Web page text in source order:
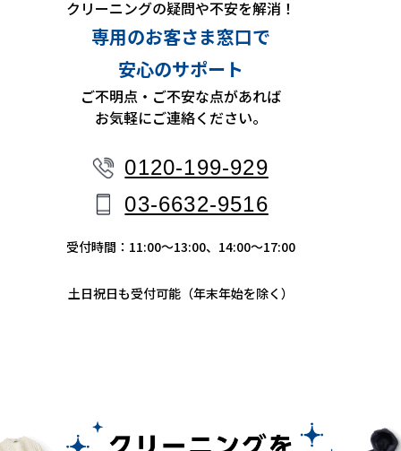
クリーニングの疑問や不安を解消！
専用のお客さま窓口で
安心のサポート
ご不明点・ご不安な点があれば
お気軽にご連絡ください。
0120-199-929
03-6632-9516
受付時間：11:00〜13:00、14:00〜17:00
土日祝日も受付可能（年末年始を除く）